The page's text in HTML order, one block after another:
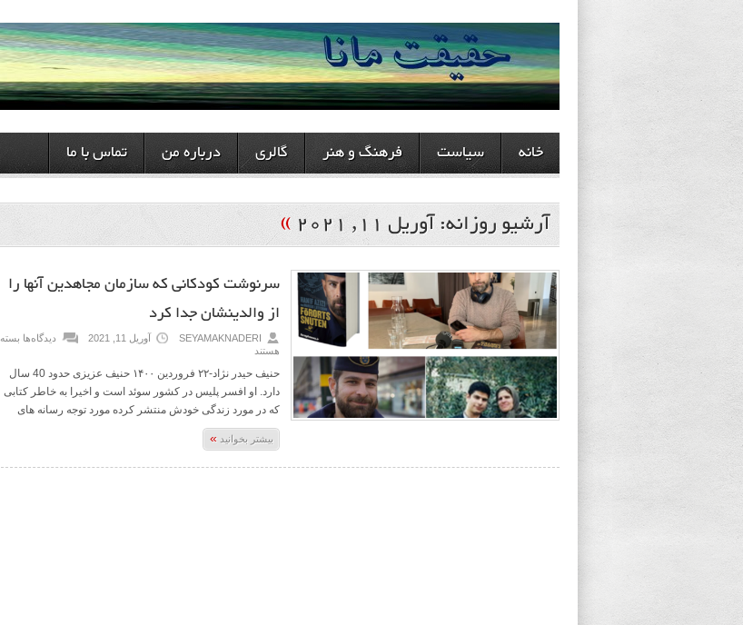
خانه سیاست فرهنگ و هنر گالری درباره من تماس با ما
آرشیو روزانه:آوریل 11, 2021 »
سرنوشت کودکانی که سازمان مجاهدین آنها را
از والدینشان جدا کرد
SEYAMAKNADERI آوریل 11, 2021 دیدگاه‌ها بسته
هستند
حنیف حیدر نژاد-۲۲ فروردین ۱۴۰۰ حنیف عزیزی حدود 40 سال
دارد. او افسر پلیس در کشور سوئد است و اخیرا به خاطر کتابی
که در مورد زندگی خودش منتشر کرده مورد توجه رسانه های
بیشتر بخوانید»